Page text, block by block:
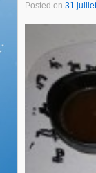
Posted on 31